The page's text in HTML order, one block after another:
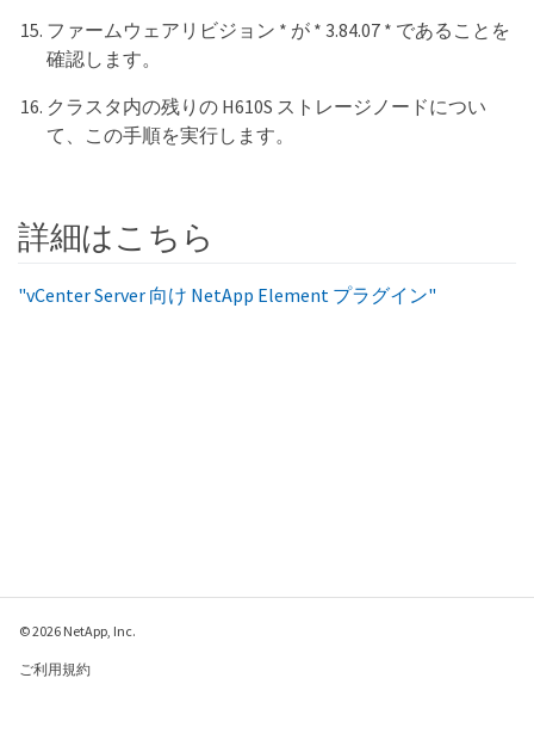
ファームウェアリビジョン * が * 3.84.07 * であることを
確認します。
クラスタ内の残りの H610S ストレージノードについ
て、この手順を実行します。
詳細はこちら
"vCenter Server 向け NetApp Element プラグイン"
© 2026 NetApp, Inc.
ご利用規約